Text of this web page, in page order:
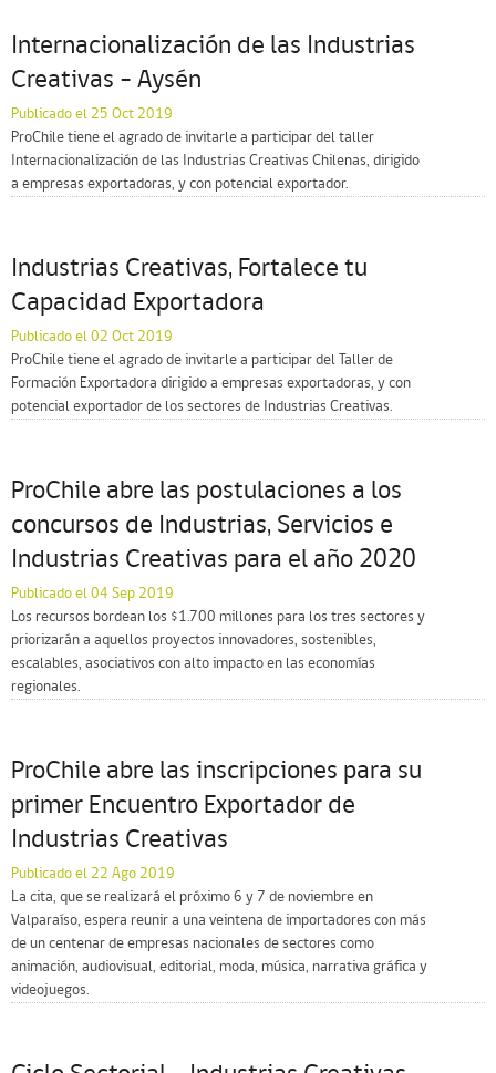
Internacionalización de las Industrias
Creativas – Aysén
Publicado el 25 Oct 2019
ProChile tiene el agrado de invitarle a participar del taller
Internacionalización de las Industrias Creativas Chilenas, dirigido
a empresas exportadoras, y con potencial exportador.
Industrias Creativas, Fortalece tu
Capacidad Exportadora
Publicado el 02 Oct 2019
ProChile tiene el agrado de invitarle a participar del Taller de
Formación Exportadora dirigido a empresas exportadoras, y con
potencial exportador de los sectores de Industrias Creativas.
ProChile abre las postulaciones a los
concursos de Industrias, Servicios e
Industrias Creativas para el año 2020
Publicado el 04 Sep 2019
Los recursos bordean los $1.700 millones para los tres sectores y
priorizarán a aquellos proyectos innovadores, sostenibles,
escalables, asociativos con alto impacto en las economías
regionales.
ProChile abre las inscripciones para su
primer Encuentro Exportador de
Industrias Creativas
Publicado el 22 Ago 2019
La cita, que se realizará el próximo 6 y 7 de noviembre en
Valparaíso, espera reunir a una veintena de importadores con más
de un centenar de empresas nacionales de sectores como
animación, audiovisual, editorial, moda, música, narrativa gráfica y
videojuegos.